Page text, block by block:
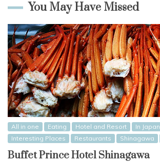
You May Have Missed
All in one Eating Hotel and Resort
In Japan
Interesting Places
Restaurants Shinagawa
Buffet Prince Hotel Shinagawa